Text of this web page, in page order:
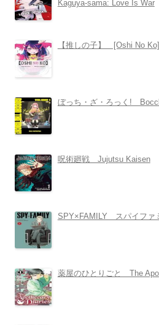
Kaguya-sama: Love Is War
【推しの子】 [Oshi No Ko]
ぼっち・ざ・ろっく!
呪術廻戦 Jujutsu Kaisen
SPY×FAMILY スパイファ
薬屋のひとりごと The